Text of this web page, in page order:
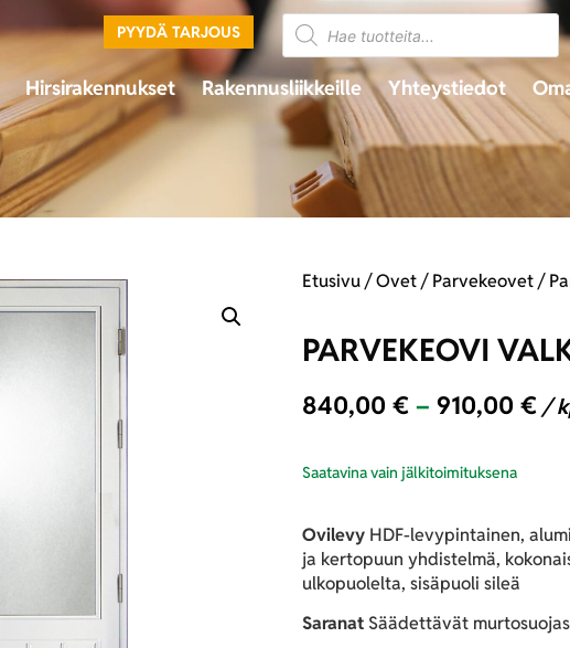
PYYDÄ TARJOUS
Hirsirakennukset Rakennusliikkeille Yhteystiedot
Etusivu/Ovet/Parvekeovet/
PARVEKEOVI
840,00€ – 910,00€ /
Ovilevy HDF-levypintainen,
ja kertopuun yhdistelmä,
ulkopuolelta, sisäpuoli sileä
Saranat Säädettävät